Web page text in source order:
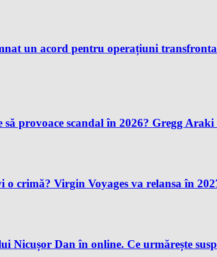
un acord pentru operațiuni
provoace scandal în 2026? Gregg
o crimă? Virgin Voyages va relansa în
Nicușor Dan în online. Ce urmărește